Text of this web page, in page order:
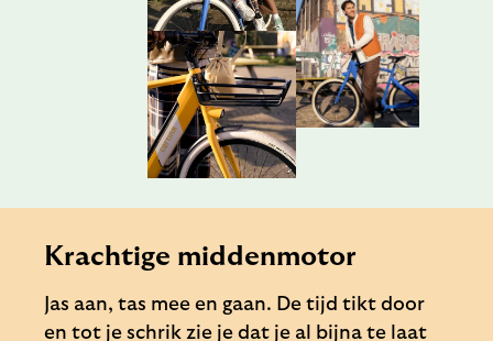
Krachtige middenmotor
Jas aan, tas mee en gaan. De tijd tikt door
en tot je schrik zie je dat je al bijna te laat